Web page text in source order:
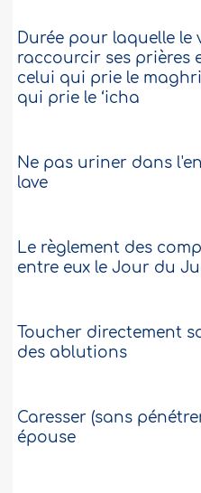
Durée pour laquelle le
raccourcir ses prières
celui qui prie le
qui prie le ‘icha
Ne pas uriner dans
lave
Le règlement des
entre eux le Jour du
Toucher directement
des ablutions
Caresser (sans
épouse